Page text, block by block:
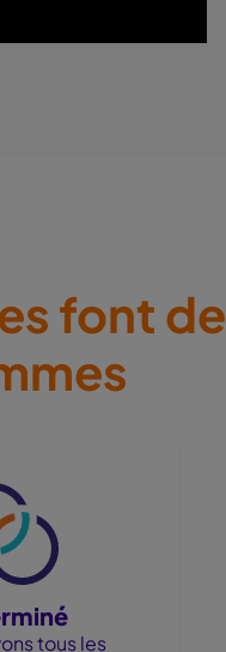
font de
tous les